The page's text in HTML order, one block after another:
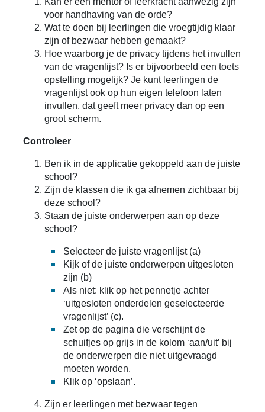
voor handhaving van de orde?
Wat te doen bij leerlingen die vroegtijdig klaar
zijn of bezwaar hebben gemaakt?
Hoe waarborg je de privacy tijdens het invullen
van de vragenlijst? Is er bijvoorbeeld een toets
opstelling mogelijk? Je kunt leerlingen de
vragenlijst ook op hun eigen telefoon laten
invullen, dat geeft meer privacy dan op een
groot scherm.
Controleer
Ben ik in de applicatie gekoppeld aan de juiste
school?
Zijn de klassen die ik ga afnemen zichtbaar bij
deze school?
Staan de juiste onderwerpen aan op deze
school?
Selecteer de juiste vragenlijst (a)
Kijk of de juiste onderwerpen uitgesloten
zijn (b)
Als niet: klik op het pennetje achter
‘uitgesloten onderdelen geselecteerde
vragenlijst’ (c).
Zet op de pagina die verschijnt de
schuifjes op grijs in de kolom ‘aan/uit’ bij
de onderwerpen die niet uitgevraagd
moeten worden.
Klik op ‘opslaan’.
Zijn er leerlingen met bezwaar tegen